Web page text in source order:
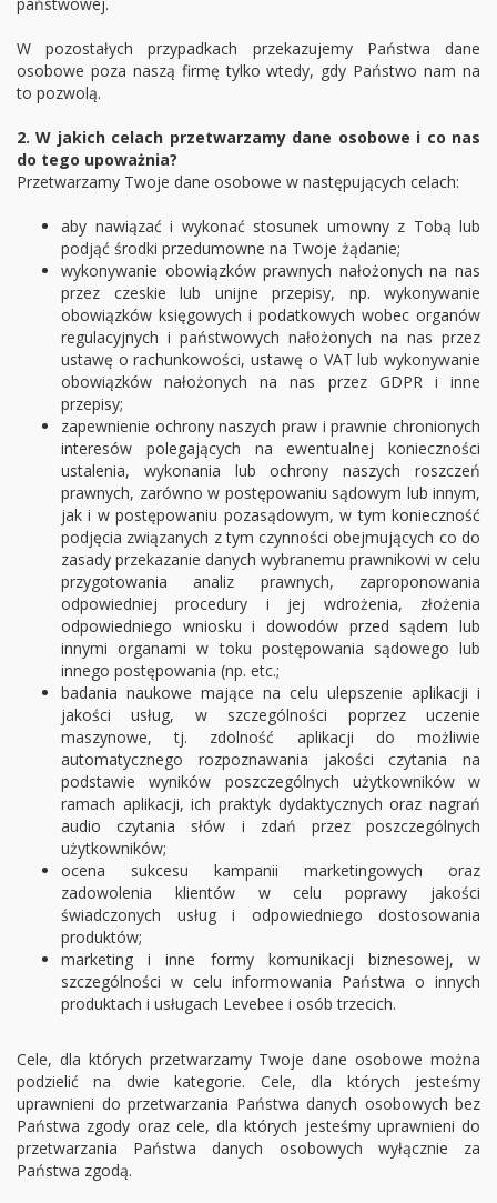
W pozostałych przypadkach przekazujemy Państwa dane
osobowe poza naszą firmę tylko wtedy, gdy Państwo nam na
to pozwolą.
2. W jakich celach przetwarzamy dane osobowe i co nas
do tego upoważnia?
Przetwarzamy Twoje dane osobowe w następujących celach:
aby nawiązać i wykonać stosunek umowny z Tobą lub
podjąć środki przedumowne na Twoje żądanie;
wykonywanie obowiązków prawnych nałożonych na nas
przez czeskie lub unijne przepisy, np. wykonywanie
obowiązków księgowych i podatkowych wobec organów
regulacyjnych i państwowych nałożonych na nas przez
ustawę o rachunkowości, ustawę o VAT lub wykonywanie
obowiązków nałożonych na nas przez GDPR i inne
przepisy;
zapewnienie ochrony naszych praw i prawnie chronionych
interesów polegających na ewentualnej konieczności
ustalenia, wykonania lub ochrony naszych roszczeń
prawnych, zarówno w postępowaniu sądowym lub innym,
jak i w postępowaniu pozasądowym, w tym konieczność
podjęcia związanych z tym czynności obejmujących co do
zasady przekazanie danych wybranemu prawnikowi w celu
przygotowania analiz prawnych, zaproponowania
odpowiedniej procedury i jej wdrożenia, złożenia
odpowiedniego wniosku i dowodów przed sądem lub
innymi organami w toku postępowania sądowego lub
innego postępowania (np. etc.;
badania naukowe mające na celu ulepszenie aplikacji i
jakości usług, w szczególności poprzez uczenie
maszynowe, tj. zdolność aplikacji do możliwie
automatycznego rozpoznawania jakości czytania na
podstawie wyników poszczególnych użytkowników w
ramach aplikacji, ich praktyk dydaktycznych oraz nagrań
audio czytania słów i zdań przez poszczególnych
użytkowników;
ocena sukcesu kampanii marketingowych oraz
zadowolenia klientów w celu poprawy jakości
świadczonych usług i odpowiedniego dostosowania
produktów;
marketing i inne formy komunikacji biznesowej, w
szczególności w celu informowania Państwa o innych
produktach i usługach Levebee i osób trzecich.
Cele, dla których przetwarzamy Twoje dane osobowe można
podzielić na dwie kategorie. Cele, dla których jesteśmy
uprawnieni do przetwarzania Państwa danych osobowych bez
Państwa zgody oraz cele, dla których jesteśmy uprawnieni do
przetwarzania Państwa danych osobowych wyłącznie za
Państwa zgodą.